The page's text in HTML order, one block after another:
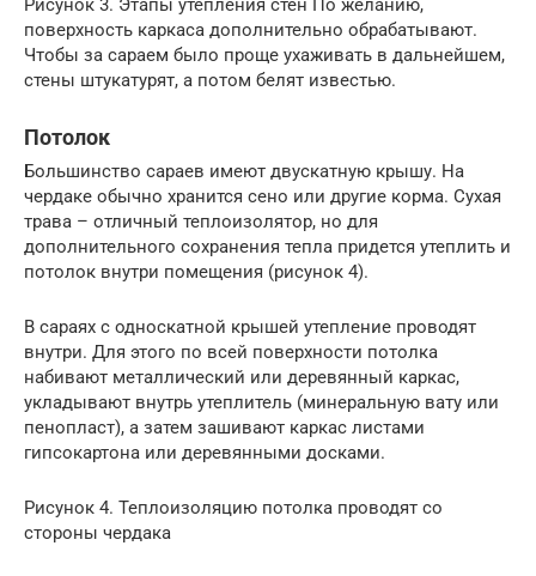
Рисунок 3. Этапы утепления стен По желанию,
поверхность каркаса дополнительно обрабатывают.
Чтобы за сараем было проще ухаживать в дальнейшем,
стены штукатурят, а потом белят известью.
Потолок
Большинство сараев имеют двускатную крышу. На
чердаке обычно хранится сено или другие корма. Сухая
трава – отличный теплоизолятор, но для
дополнительного сохранения тепла придется утеплить и
потолок внутри помещения (рисунок 4).
В сараях с односкатной крышей утепление проводят
внутри. Для этого по всей поверхности потолка
набивают металлический или деревянный каркас,
укладывают внутрь утеплитель (минеральную вату или
пенопласт), а затем зашивают каркас листами
гипсокартона или деревянными досками.
Рисунок 4. Теплоизоляцию потолка проводят со
стороны чердака